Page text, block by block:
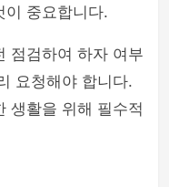
이 중요합니다.
점검하여 하자 여부
요청해야 합니다.
생활을 위해 필수적